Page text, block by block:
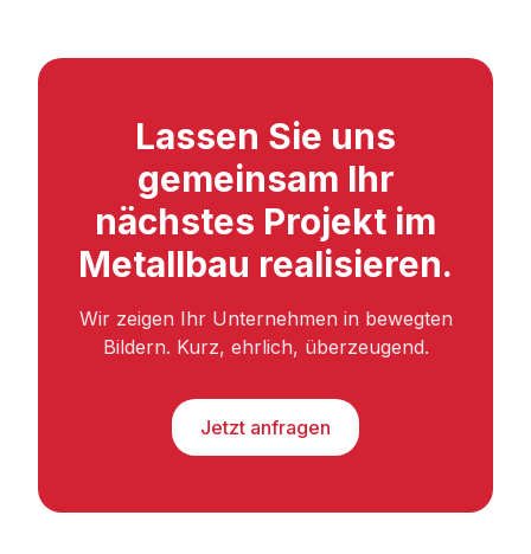
Lassen Sie uns
gemeinsam Ihr
nächstes Projekt im
Metallbau realisieren.
Wir zeigen Ihr Unternehmen in bewegten
Bildern. Kurz, ehrlich, überzeugend.
Jetzt anfragen